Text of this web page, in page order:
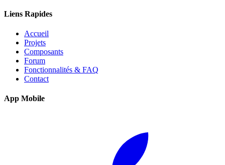
Liens Rapides
Accueil
Projets
Composants
Forum
Fonctionnalités & FAQ
Contact
App Mobile